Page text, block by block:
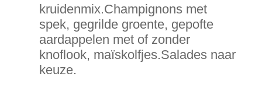
kruidenmix.Champignons met
spek, gegrilde groente, gepofte
aardappelen met of zonder
knoflook, maïskolfjes.Salades naar
keuze.